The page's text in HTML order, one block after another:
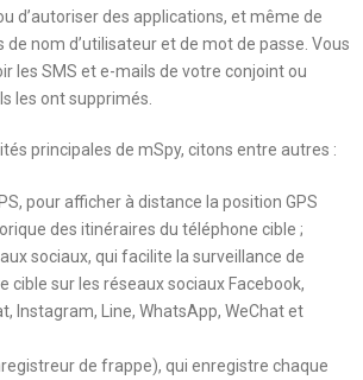
d’autoriser des applications, et même de
nom d’utilisateur et de mot de passe. Vous
les SMS et e-mails de votre conjoint ou
les ont supprimés.
principales de mSpy, citons entre autres :
pour afficher à distance la position GPS
des itinéraires du téléphone cible ;
sociaux, qui facilite la surveillance de
cible sur les réseaux sociaux Facebook,
Instagram, Line, WhatsApp, WeChat et
de frappe), qui enregistre chaque